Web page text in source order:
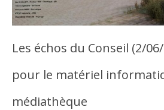
Les échos du Conseil (2/
pour le matériel
médiathèque